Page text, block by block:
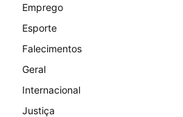
Emprego
Esporte
Falecimentos
Geral
Internacional
Justiça